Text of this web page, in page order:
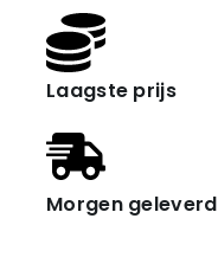
Laagste prijs
Morgen geleverd